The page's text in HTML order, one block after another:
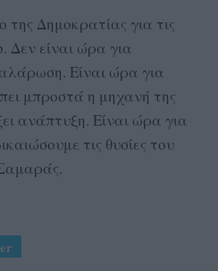
Δημοκρατίας για τις
Δεν είναι ώρα για
Είναι ώρα για
μπροστά η μηχανή της
ανάπτυξη. Είναι ώρα για
τις θυσίες του